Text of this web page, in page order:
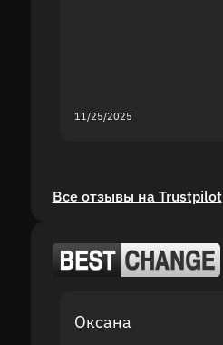
11/25/2025
Все отзывы на Trustpilot
Оксана